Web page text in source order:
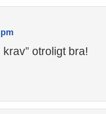
otroligt bra!